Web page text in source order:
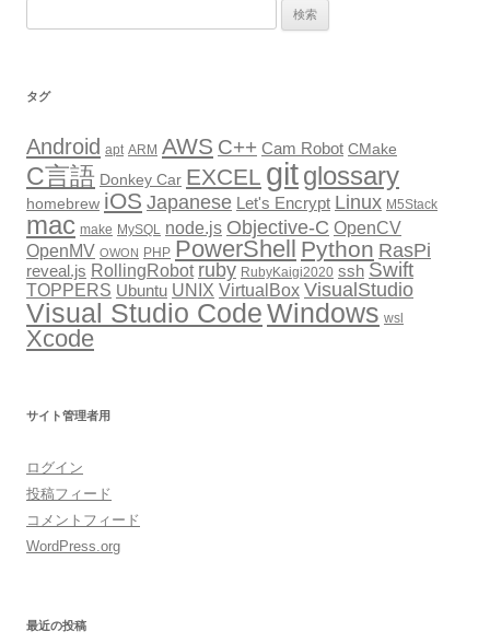
タグ
Android apt ARM AWS C++ Cam Robot CMake
C言語 Donkey Car EXCEL gitglossary
homebrew iOS Japanese Let's Encrypt Linux M5Stack
mac make MySQL node.js Objective-C OpenCV
OpenMV OWON PHP PowerShell Python RasPi
reveal.js RollingRobot ruby RubyKaigi2020 ssh Swift
TOPPERS Ubuntu UNIX VirtualBox VisualStudio
Visual Studio CodeWindows wsl
Xcode
サイト管理者用
ログイン
投稿フィード
コメントフィード
WordPress.org
最近の投稿